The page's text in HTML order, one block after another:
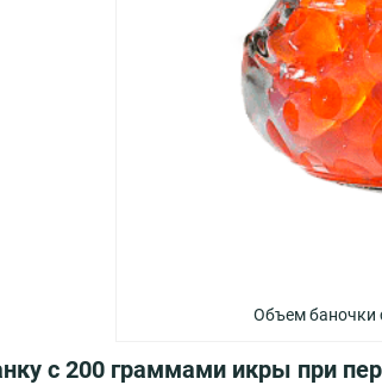
Объем баночки
с 200 граммами икры при